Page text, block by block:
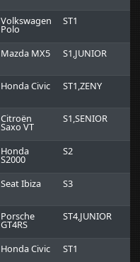
Volkswagen
Polo
ST1
Mazda MX5 S1,JUNIOR
Honda Civic ST1,ZENY
Citroën
Saxo VT
S1,SENIOR
Honda
S2000
S2
Seat Ibiza S3
Porsche
GT4RS
ST4,JUNIOR
Honda Civic ST1